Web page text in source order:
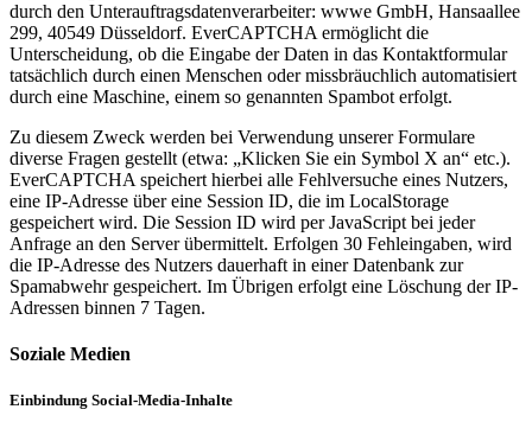
durch den Unterauftragsdatenverarbeiter: wwwe GmbH, Hansaallee
299, 40549 Düsseldorf. EverCAPTCHA ermöglicht die
Unterscheidung, ob die Eingabe der Daten in das Kontaktformular
tatsächlich durch einen Menschen oder missbräuchlich automatisiert
durch eine Maschine, einem so genannten Spambot erfolgt.
Zu diesem Zweck werden bei Verwendung unserer Formulare
diverse Fragen gestellt (etwa: „Klicken Sie ein Symbol X an“ etc.).
EverCAPTCHA speichert hierbei alle Fehlversuche eines Nutzers,
eine IP-Adresse über eine Session ID, die im LocalStorage
gespeichert wird. Die Session ID wird per JavaScript bei jeder
Anfrage an den Server übermittelt. Erfolgen 30 Fehleingaben, wird
die IP-Adresse des Nutzers dauerhaft in einer Datenbank zur
Spamabwehr gespeichert. Im Übrigen erfolgt eine Löschung der IP-
Adressen binnen 7 Tagen.
Soziale Medien
Einbindung Social-Media-Inhalte